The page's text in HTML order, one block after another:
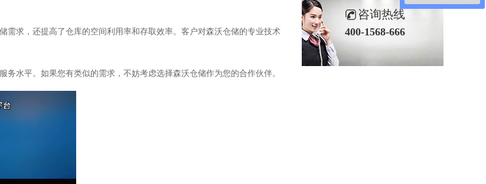
求，还提高了仓库的空间利用率和存取效率。客户对森沃仓储的专业技术
水平。如果您有类似的需求，不妨考虑选择森沃仓储作为您的合作伙伴。
咨询热线
400-1568-666